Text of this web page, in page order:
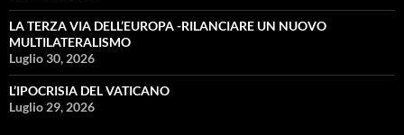
LA TERZA VIA DELL’EUROPA -RILANCIARE UN NUOVO
MULTILATERALISMO
Luglio 30, 2026
L’IPOCRISIA DEL VATICANO
Luglio 29, 2026